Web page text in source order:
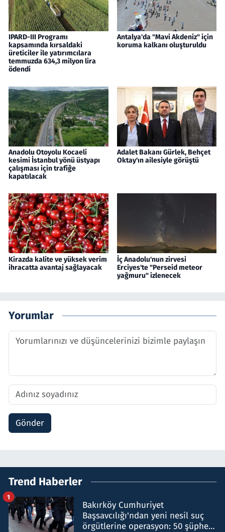
IPARD-III Programı
kapsamında kırsaldaki
üreticiler ile yatırımcılara
temmuzda 634,3 milyon lira
ödendi
Antalya'da "Mavi Akdeniz" için
koruma kalkanı oluşturuldu
Anadolu Otoyolu Kocaeli
kesimi İstanbul yönü üstyapı
çalışması için trafiğe
kapatılacak
Adalet Bakanı Gürlek, Behçet
Oktay'ın ailesiyle görüştü
Kirazda kalite ve yüksek verim
ihracatta avantaj sağlayacak
İç Anadolu'nun zirvesi
Erciyes'te "Perseid meteor
yağmuru" izlenecek
Yorumlar
Gönder
Trend Haberler
Bakırköy Cumhuriyet
Başsavcılığı'ndan yeni nesil suç
örgütlerine operasyon: 50 şüpheli
1